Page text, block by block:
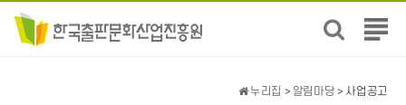
전
뉴
누리집 > 알림마당 > 사업공고